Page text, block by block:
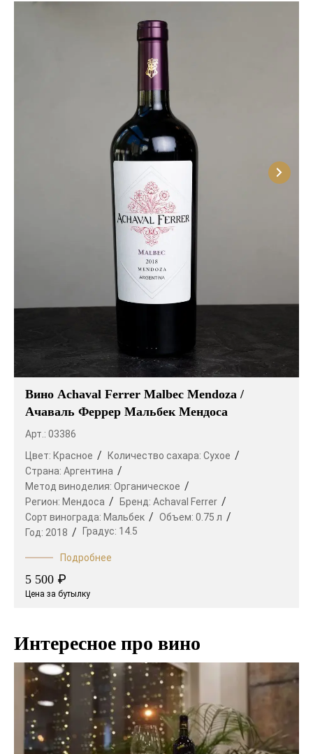
Вино Achaval Ferrer Malbec Mendoza /
Ачаваль Феррер Мальбек Мендоса
Арт.: 03386
Цвет: Красное Количество сахара: Сухое
Страна: Аргентина
Метод виноделия: Органическое
Регион: Мендоса Бренд: Achaval Ferrer
Сорт винограда: Мальбек Объем: 0.75 л
Год: 2018 Градус: 14.5
Подробнее
5 500 ₽
Цена за бутылку
Интересное про вино